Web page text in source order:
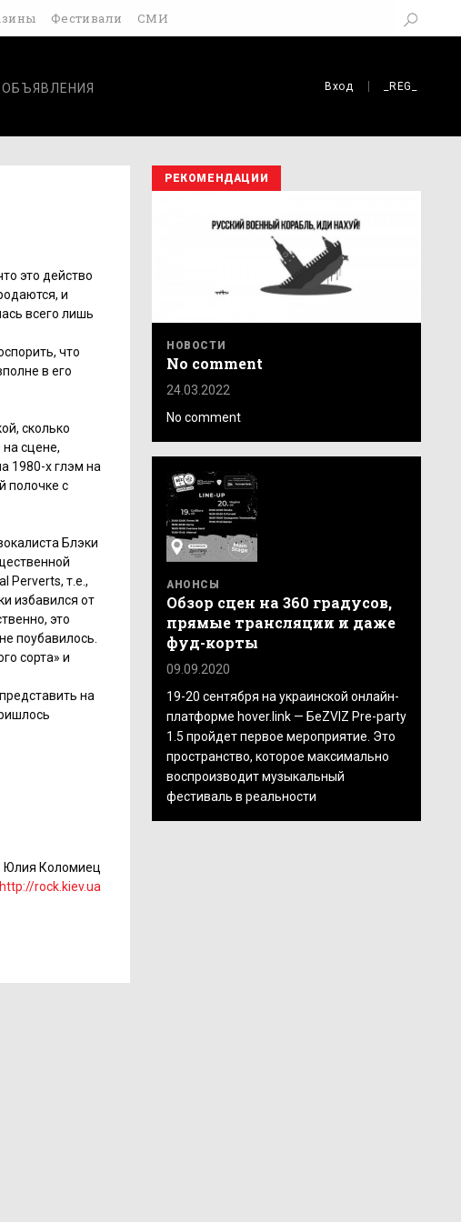
Фестивали СМИ
ОБЪЯВЛЕНИЯ Вход _REG_
это действо
и
всего лишь
что
в его
сколько
сцене,
1980-х глэм на
полочке с
Блэки
Perverts, т.е.,
избавился от
это
поубавилось.
сорта» и
на
Юлия Коломиец
http://rock.kiev.ua
РЕКОМЕНДАЦИИ
НОВОСТИ
No comment
24.03.2022
No comment
АНОНСЫ
Обзор сцен на 360 градусов,
прямые трансляции и даже
фуд-корты
09.09.2020
19-20 сентября на украинской онлайн-
платформе hover.link — БеZVIZ Pre-party
1.5 пройдет первое мероприятие. Это
пространство, которое максимально
воспроизводит музыкальный
фестиваль в реальности